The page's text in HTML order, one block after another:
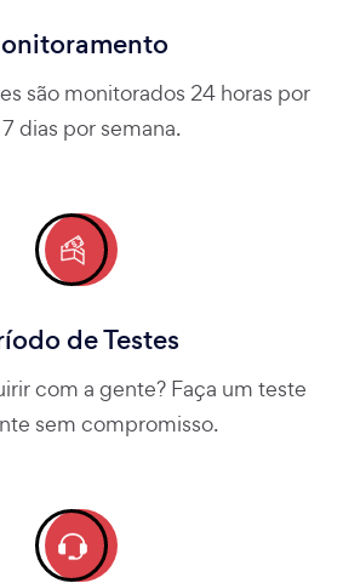
são monitorados 24 horas por
dias por semana.
de Testes
com a gente? Faça um teste
sem compromisso.